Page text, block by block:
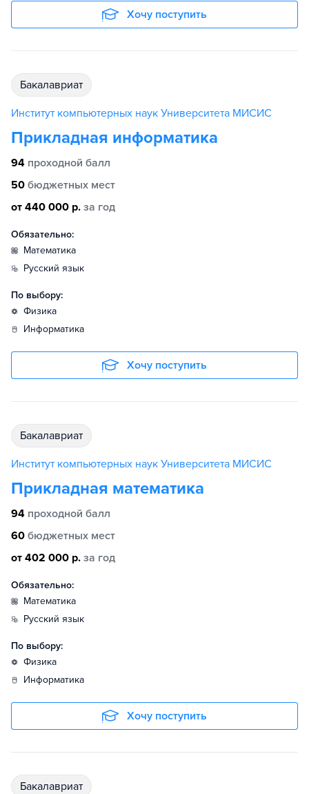
Хочу поступить
бакалавриат
Институт компьютерных наук Университета МИСИС
Прикладная информатика
94 проходной балл
50 бюджетных мест
от 440 000 р. за год
Обязательно:
математика
русский язык
По выбору:
физика
информатика
Хочу поступить
бакалавриат
Институт компьютерных наук Университета МИСИС
Прикладная математика
94 проходной балл
60 бюджетных мест
от 402 000 р. за год
Обязательно:
математика
русский язык
По выбору:
физика
информатика
Хочу поступить
бакалавриат